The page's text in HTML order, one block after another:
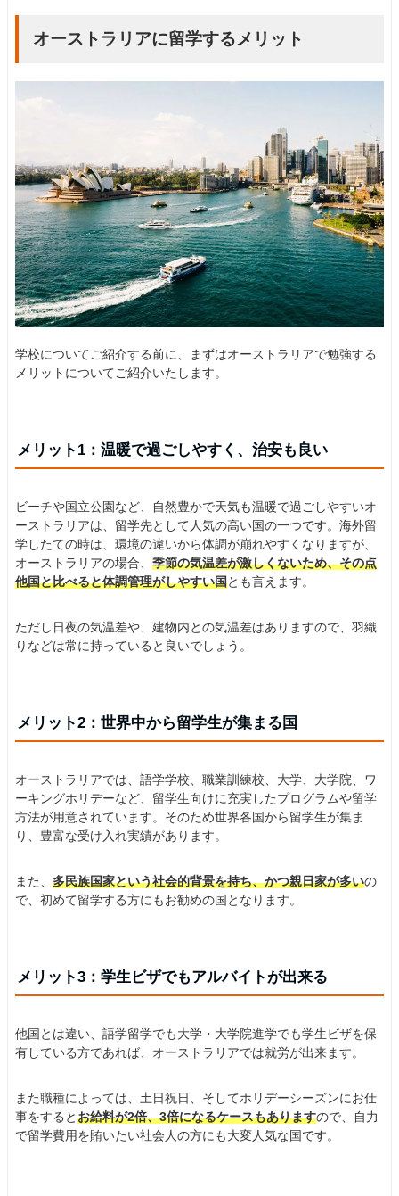
オーストラリアに留学するメリット
学校についてご紹介する前に、まずはオーストラリアで勉強する
メリットについてご紹介いたします。
メリット1：温暖で過ごしやすく、治安も良い
ビーチや国立公園など、自然豊かで天気も温暖で過ごしやすいオ
ーストラリアは、留学先として人気の高い国の一つです。海外留
学したての時は、環境の違いから体調が崩れやすくなりますが、
オーストラリアの場合、 季節の気温差が激しくないため、その点
他国と比べると体調管理がしやすい国とも言えます。
ただし日夜の気温差や、建物内との気温差はありますので、羽織
りなどは常に持っていると良いでしょう。
メリット2：世界中から留学生が集まる国
オーストラリアでは、語学学校、職業訓練校、大学、大学院、ワ
ーキングホリデーなど、留学生向けに充実したプログラムや留学
方法が用意されています。そのため世界各国から留学生が集ま
り、豊富な受け入れ実績があります。
また、 多民族国家という社会的背景を持ち、かつ親日家が多いの
で、初めて留学する方にもお勧めの国となります。
メリット3：学生ビザでもアルバイトが出来る
他国とは違い、語学留学でも大学・大学院進学でも学生ビザを保
有している方であれば、オーストラリアでは就労が出来ます。
また職種によっては、土日祝日、そしてホリデーシーズンにお仕
事をすると お給料が2倍、3倍になるケースもありますので、自力
で留学費用を賄いたい社会人の方にも大変人気な国です。